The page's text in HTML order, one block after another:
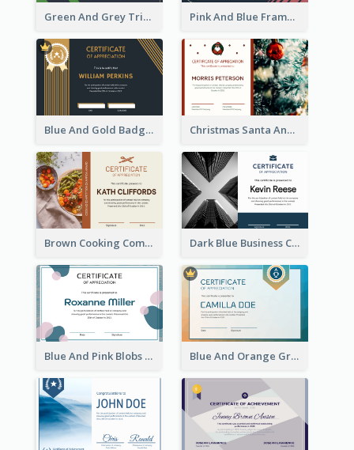
Green And Grey Triangles With Badge Certificate Pink And Blue Frame Company Certificate
Blue And Gold Badge Appreciation Certificate Christmas Santa And Tree Photo Certificate
Brown Cooking Competition Award Certificate Dark Blue Business Certificate
Blue And Pink Blobs Plain Certificate Blue And Orange Gradient Certificate